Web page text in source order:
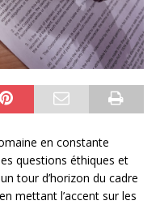
en constante
questions éthiques et
tour d’horizon du cadre
mettant l’accent sur les